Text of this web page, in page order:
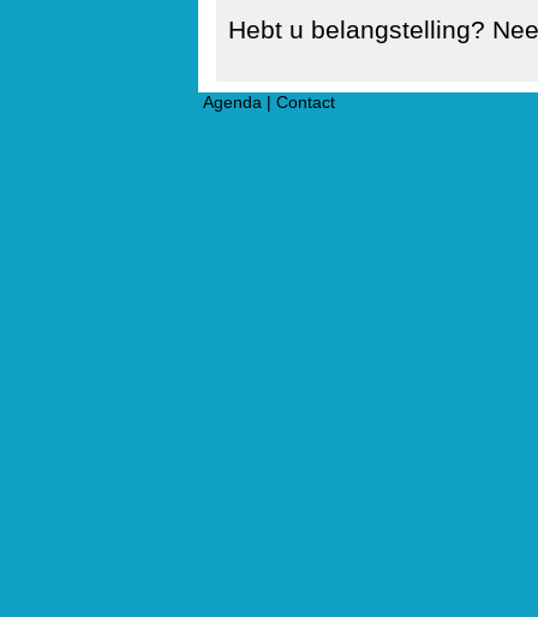
Hebt u belangstelling?
Agenda | Contact